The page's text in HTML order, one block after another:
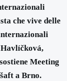
che vive delle
Meeting
a Brno.